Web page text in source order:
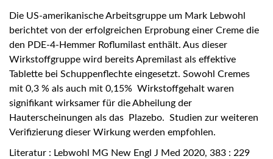
Die US-amerikanische Arbeitsgruppe um Mark Lebwohl
berichtet von der erfolgreichen Erprobung einer Creme die
den PDE-4-Hemmer Roflumilast enthält. Aus dieser
Wirkstoffgruppe wird bereits Apremilast als effektive
Tablette bei Schuppenflechte eingesetzt. Sowohl Cremes
mit 0,3 % als auch mit 0,15% Wirkstoffgehalt waren
signifikant wirksamer für die Abheilung der
Hauterscheinungen als das Plazebo. Studien zur weiteren
Verifizierung dieser Wirkung werden empfohlen.
Literatur : Lebwohl MG New Engl J Med 2020, 383 : 229